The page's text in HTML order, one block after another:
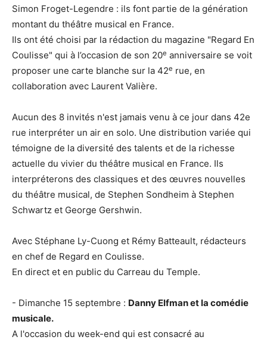
Simon Froget-Legendre : ils font partie de la génération
montant du théâtre musical en France.
Ils ont été choisi par la rédaction du magazine "Regard En
Coulisse" qui à l’occasion de son 20e anniversaire se voit
proposer une carte blanche sur la 42e rue, en
collaboration avec Laurent Valière.
Aucun des 8 invités n'est jamais venu à ce jour dans 42e
rue interpréter un air en solo. Une distribution variée qui
témoigne de la diversité des talents et de la richesse
actuelle du vivier du théâtre musical en France. Ils
interpréterons des classiques et des œuvres nouvelles
du théâtre musical, de Stephen Sondheim à Stephen
Schwartz et George Gershwin.
Avec Stéphane Ly-Cuong et Rémy Batteault, rédacteurs
en chef de Regard en Coulisse.
En direct et en public du Carreau du Temple.
- Dimanche 15 septembre : Danny Elfman et la comédie
musicale.
A l'occasion du week-end qui est consacré au